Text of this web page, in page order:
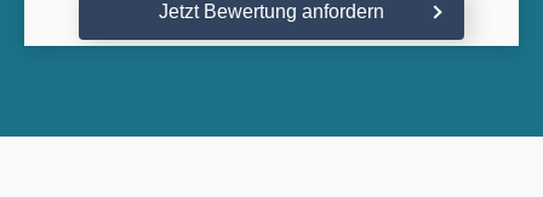
Jetzt Bewertung anfordern